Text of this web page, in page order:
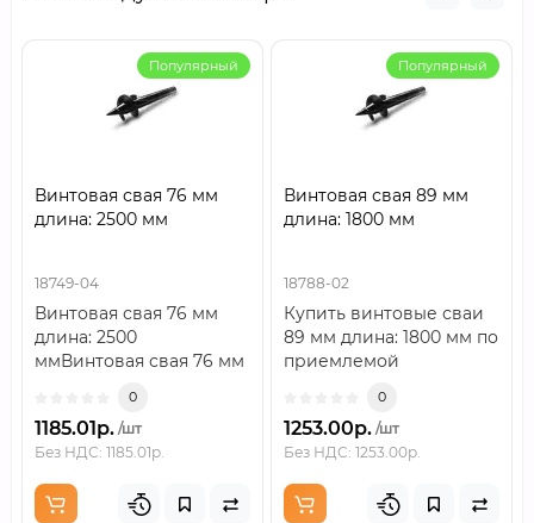
Популярный
Винтовая свая 76 мм
длина: 2500 мм
18749-04
Винтовая свая 76 мм
длина: 2500
ммВинтовая свая 76 мм
стальная опора для
фундамента..
0
1185.01р. /шт
Без НДС: 1185.01р.
Популярный
Винтовая свая 89 мм
длина: 1800 мм
18788-02
Купить винтовые сваи
89 мм длина: 1800 мм по
приемлемой
свая, состоящая из..
0
1253.00р. /шт
Без НДС: 1253.00р.